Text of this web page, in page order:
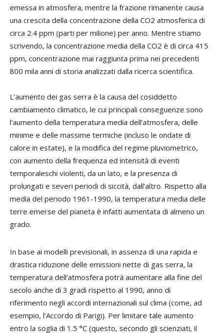
emessa in atmosfera, mentre la frazione rimanente causa
una crescita della concentrazione della CO2 atmosferica di
circa 2.4 ppm (parti per milione) per anno. Mentre stiamo
scrivendo, la concentrazione media della CO2 è di circa 415
ppm, concentrazione mai raggiunta prima nei precedenti
800 mila anni di storia analizzati dalla ricerca scientifica.
L’aumento dei gas serra è la causa del cosiddetto
cambiamento climatico, le cui principali conseguenze sono
l’aumento della temperatura media dell’atmosfera, delle
minime e delle massime termiche (incluso le ondate di
calore in estate), e la modifica del regime pluviometrico,
con aumento della frequenza ed intensità di eventi
temporaleschi violenti, da un lato, e la presenza di
prolungati e severi periodi di siccità, dall’altro. Rispetto alla
media del periodo 1961-1990, la temperatura media delle
terre emerse del pianeta è infatti aumentata di almeno un
grado.
In base ai modelli previsionali, in assenza di una rapida e
drastica riduzione delle emissioni nette di gas serra, la
temperatura dell’atmosfera potrà aumentare alla fine del
secolo anche di 3 gradi rispetto al 1990, anno di
riferimento negli accordi internazionali sul clima (come, ad
esempio, l’Accordo di Parigi). Per limitare tale aumento
entro la soglia di 1.5 °C (questo, secondo gli scienziati, il